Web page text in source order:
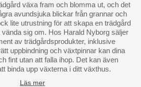
växa fram och blomma ut, och det
avundsjuka blickar från grannar och
lite utrustning för att skapa en trädgård
sig om. Hos Harald Nyborg säljer
av trädgårdsprodukter, inklusive
uppbindning och växtpinnar kan dina
fint utan att falla ihop. Det kan även
binda upp växterna i ditt växthus.
Läs mer